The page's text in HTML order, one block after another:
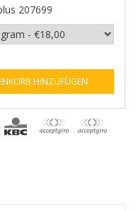
207699
HINZUFÜGEN